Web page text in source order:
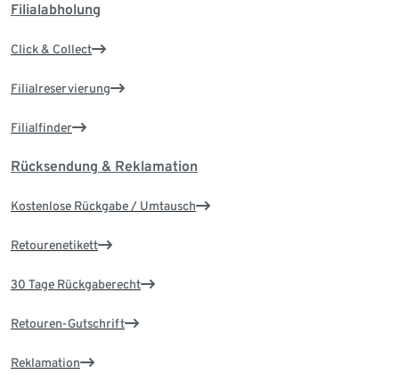
Filialabholung
Click & Collect
Filialreservierung
Filialfinder
Rücksendung & Reklamation
Kostenlose Rückgabe / Umtausch
Retourenetikett
30 Tage Rückgaberecht
Retouren-Gutschrift
Reklamation